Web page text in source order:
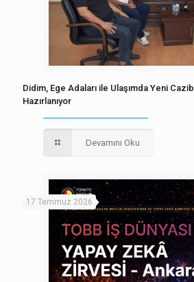
Didim, Ege Adaları ile Ulaşımda Yeni
Hazırlanıyor
Devamını Oku
17 Temmuz 2026